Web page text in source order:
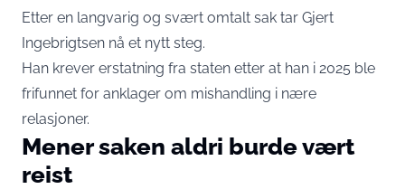
Etter en langvarig og svært omtalt sak tar Gjert
Ingebrigtsen nå et nytt steg.
Han krever erstatning fra staten etter at han i 2025 ble
frifunnet for anklager om mishandling i nære
relasjoner.
Mener saken aldri burde vært
reist